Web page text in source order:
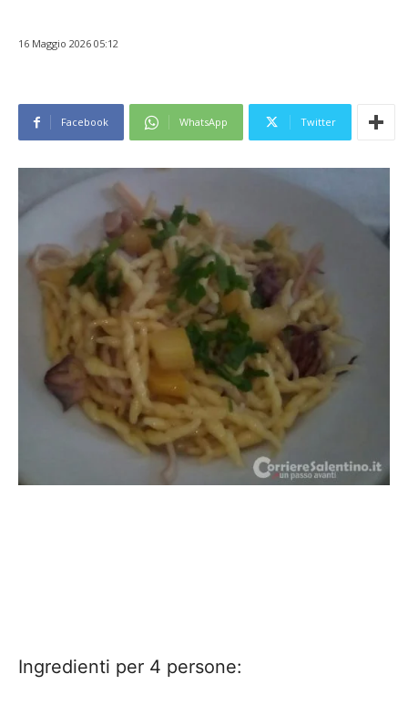
16 Maggio 2026 05:12
Facebook WhatsApp Twitter
Ingredienti per 4 persone: